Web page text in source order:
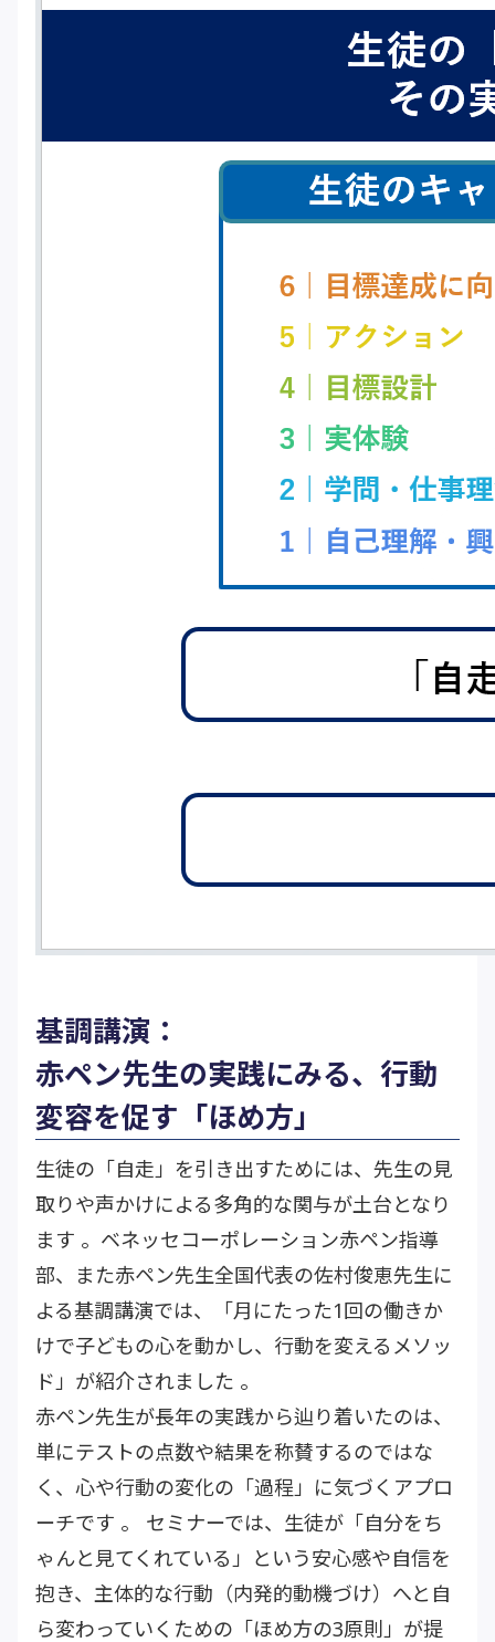
基調講演：
赤ペン先生の実践にみる、行動
変容を促す「ほめ方」
生徒の「自走」を引き出すためには、先生の見
取りや声かけによる多角的な関与が土台となり
ます 。ベネッセコーポレーション赤ペン指導
部、また赤ペン先生全国代表の佐村俊恵先生に
よる基調講演では、「月にたった1回の働きか
けで子どもの心を動かし、行動を変えるメソッ
ド」が紹介されました 。
赤ペン先生が長年の実践から辿り着いたのは、
単にテストの点数や結果を称賛するのではな
く、心や行動の変化の「過程」に気づくアプロ
ーチです 。 セミナーでは、生徒が「自分をち
ゃんと見てくれている」という安心感や自信を
抱き、主体的な行動（内発的動機づけ）へと自
ら変わっていくための「ほめ方の3原則」が提